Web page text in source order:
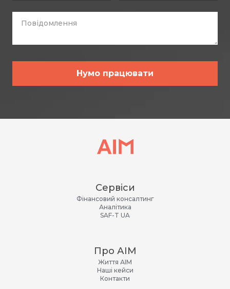
Нумо працювати
Сервіси
Фінансовий консалтинг
Аналітика
SAF-T UA
Про АІМ
Життя АІМ
Наші кейси
Контакти